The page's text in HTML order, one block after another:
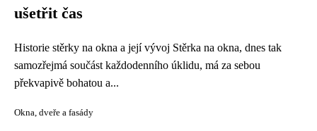
ušetřit čas
Historie stěrky na okna a její vývoj Stěrka na okna, dnes tak
samozřejmá součást každodenního úklidu, má za sebou
překvapivě bohatou a...
Okna, dveře a fasády